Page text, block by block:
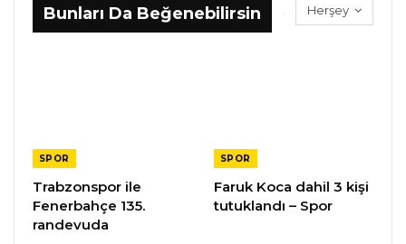
Herşey
Bunları Da Beğenebilirsin
SPOR
Trabzonspor ile
Fenerbahçe 135.
randevuda
SPOR
Faruk Koca dahil 3 kişi
tutuklandı – Spor